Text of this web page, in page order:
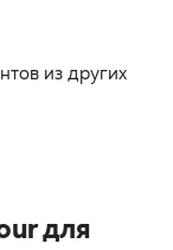
из других
для